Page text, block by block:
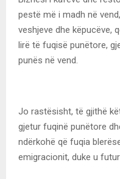
pestë më i madh në
veshjeve dhe këpucëve,
lirë të fuqisë punëtore,
punës në vend.
Jo rastësisht, të gjithë
gjetur fuqinë punëtore
ndërkohë që fuqia
emigracionit, duke u